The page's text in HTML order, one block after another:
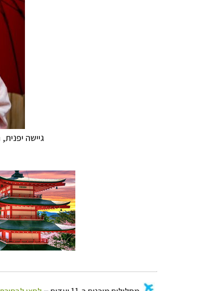
גיישה יפנית,
מסלולים מוכנים ב-11
מעטפת
מערכת ניווט